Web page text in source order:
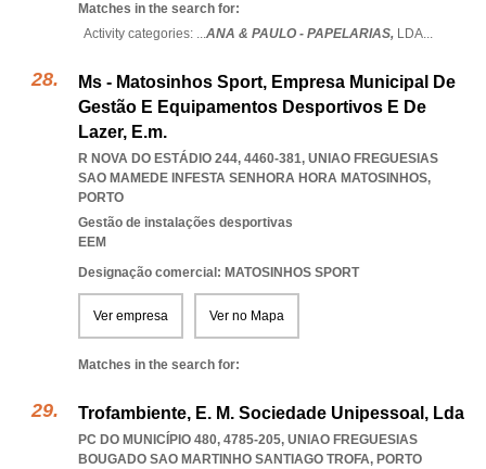
Matches in the search for:
Activity categories: ...ANA & PAULO - PAPELARIAS, LDA...
Ms - Matosinhos Sport, Empresa Municipal De
Gestão E Equipamentos Desportivos E De
Lazer, E.m.
R NOVA DO ESTÁDIO 244, 4460-381, UNIAO FREGUESIAS
SAO MAMEDE INFESTA SENHORA HORA MATOSINHOS,
PORTO
Gestão de instalações desportivas
EEM
Designação comercial: MATOSINHOS SPORT
Ver empresa Ver no Mapa
Matches in the search for:
Trofambiente, E. M. Sociedade Unipessoal, Lda
PC DO MUNICÍPIO 480, 4785-205, UNIAO FREGUESIAS
BOUGADO SAO MARTINHO SANTIAGO TROFA, PORTO